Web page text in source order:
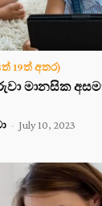
19ත් අතර)
මානසික
- July 10, 2023